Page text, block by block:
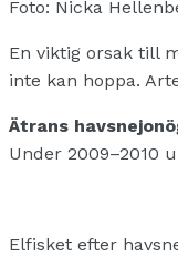
Foto: Nicka
En viktig orsak till
inte kan hoppa.
Ätrans
Under 2009–2010
Elfisket efter